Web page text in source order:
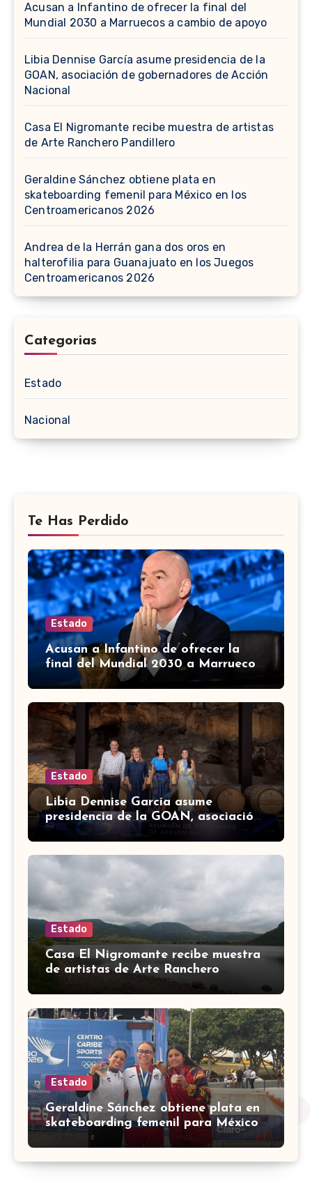
Acusan a Infantino de ofrecer la final del
Mundial 2030 a Marruecos a cambio de apoyo
Libia Dennise García asume presidencia de la
GOAN, asociación de gobernadores de Acción
Nacional
Casa El Nigromante recibe muestra de artistas
de Arte Ranchero Pandillero
Geraldine Sánchez obtiene plata en
skateboarding femenil para México en los
Centroamericanos 2026
Andrea de la Herrán gana dos oros en
halterofilia para Guanajuato en los Juegos
Centroamericanos 2026
Categorias
Estado
Nacional
Te Has Perdido
Estado
Acusan a Infantino de ofrecer la
final del Mundial 2030 a Marruecos
a cambio de apoyo
Estado
Libia Dennise García asume
presidencia de la GOAN, asociación
de gobernadores de Acción
Estado
Casa El Nigromante recibe muestra
de artistas de Arte Ranchero
Estado
Geraldine Sánchez obtiene plata en
skateboarding femenil para México
en los Centroamericanos 2026